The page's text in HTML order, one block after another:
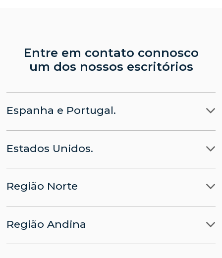
Entre em contato connosco
um dos nossos escritórios
Espanha e Portugal.
Madrid
CHINA parte da LLYC
APACHE parte da LLYC
Barcelona
Lisboa
Bruxelas
Estados Unidos.
Miami
Nova Iorque
Washington, D.C.
Região Norte
Ciudad de Mexico
Panamá
Santo Domingo
Região Andina
Lima